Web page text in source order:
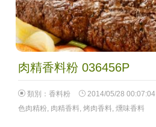
肉精香料粉 036456P
類別： 香料粉 2014/05/28 00:07:04
色肉精粉, 肉精香料 烤肉香料 燻味香料